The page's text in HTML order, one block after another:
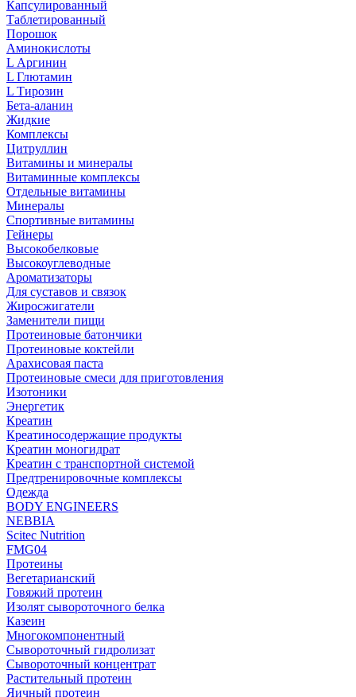
Капсулированный
Таблетированный
Порошок
Аминокислоты
L Аргинин
L Глютамин
L Тирозин
Бета-аланин
Жидкие
Комплексы
Цитруллин
Витамины и минералы
Витаминные комплексы
Отдельные витамины
Минералы
Спортивные витамины
Гейнеры
Высокобелковые
Высокоуглеводные
Ароматизаторы
Для суставов и связок
Жиросжигатели
Заменители пищи
Протеиновые батончики
Протеиновые коктейли
Арахисовая паста
Протеиновые смеси для приготовления
Изотоники
Энергетик
Креатин
Креатиносодержащие продукты
Креатин моногидрат
Креатин с транспортной системой
Предтренировочные комплексы
Одежда
BODY ENGINEERS
NEBBIA
Scitec Nutrition
FMG04
Протеины
Вегетарианский
Говяжий протеин
Изолят сывороточного белка
Казеин
Многокомпонентный
Сывороточный гидролизат
Сывороточный концентрат
Растительный протеин
Яичный протеин